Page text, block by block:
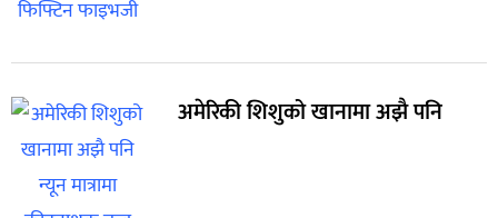
अमेरिकी शिशुको खानामा अझै पनि